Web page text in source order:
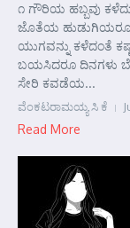
೧ ಗೌರಿಯ ಹಬ್ಬವು
ಜೊತೆಯ ಹುಡುಗಿಯರೂ
ಯುಗವನ್ನು ಕಳೆದಂತೆ
ಬಯಸಿದರೂ ದಿನಗಳು
ಸೇರಿ ಕವಡೆಯ...
ವೆಂಕಟರಾಮಯ್ಯ ಸಿ ಕೆ
Read More